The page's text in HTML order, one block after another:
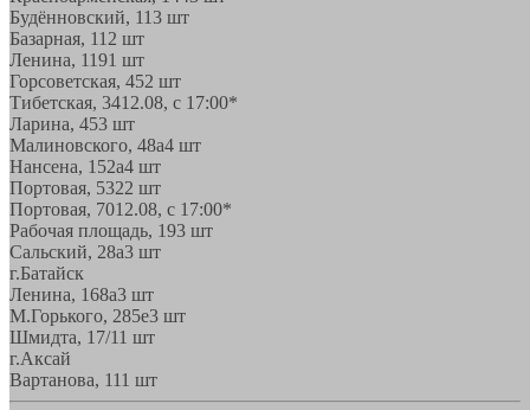
Будённовский, 113 шт
Базарная, 11 2 шт
Ленина, 1191 шт
Горсоветская, 452 шт
Тибетская, 3412.08, с 17:00*
Ларина, 453 шт
Малиновского, 48а4 шт
Нансена, 152а4 шт
Портовая, 5322 шт
Портовая, 7012.08, с 17:00*
Рабочая площадь, 193 шт
Сальский, 28a3 шт
г.Батайск
Ленина, 168а3 шт
М.Горького, 285е3 шт
Шмидта, 17/11 шт
г.Аксай
Вартанова, 111 шт